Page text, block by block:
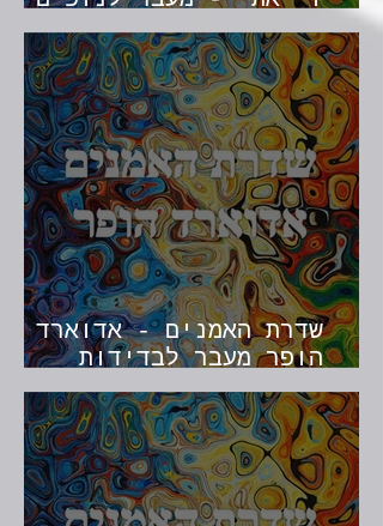
הכפריים
שדרת האמנים - אדוארד
הופר מעבר לבדידות
האמריקאית